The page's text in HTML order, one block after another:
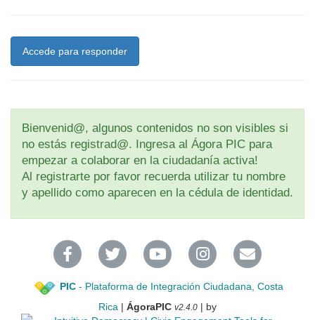
Accede para responder
Bienvenid@, algunos contenidos no son visibles si
no estás registrad@. Ingresa al Ágora PIC para
empezar a colaborar en la ciudadanía activa!
Al registrarte por favor recuerda utilizar tu nombre
y apellido como aparecen en la cédula de identidad.
PIC- Plataforma de Integración Ciudadana, Costa
Rica | ÁgoraPIC v2.4.0 | by